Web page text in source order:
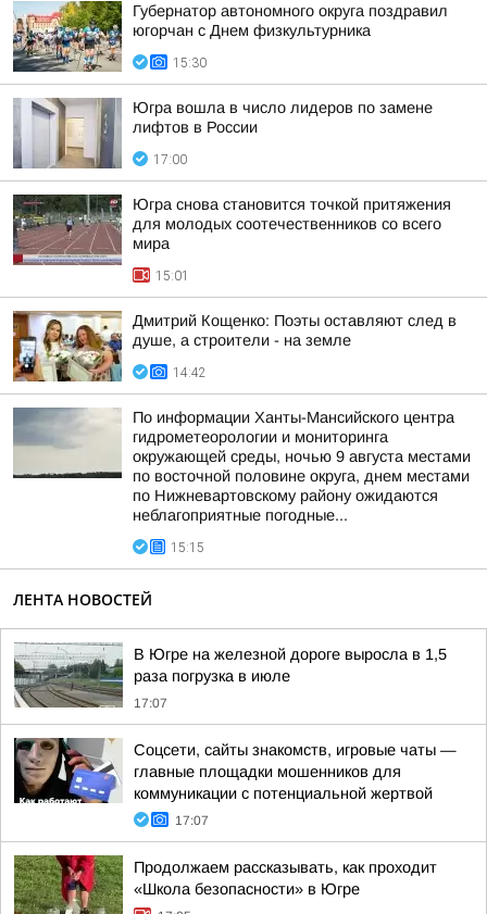
Губернатор автономного округа поздравил
югорчан с Днем физкультурника
15:30
Югра вошла в число лидеров по замене
лифтов в России
17:00
Югра снова становится точкой притяжения
для молодых соотечественников со всего
мира
15:01
Дмитрий Кощенко: Поэты оставляют след в
душе, а строители - на земле
14:42
По информации Ханты-Мансийского центра
гидрометеорологии и мониторинга
окружающей среды, ночью 9 августа местами
по восточной половине округа, днем местами
по Нижневартовскому району ожидаются
неблагоприятные погодные...
15:15
ЛЕНТА НОВОСТЕЙ
В Югре на железной дороге выросла в 1,5
раза погрузка в июле
17:07
Соцсети, сайты знакомств, игровые чаты —
главные площадки мошенников для
коммуникации с потенциальной жертвой
17:07
Продолжаем рассказывать, как проходит
«Школа безопасности» в Югре